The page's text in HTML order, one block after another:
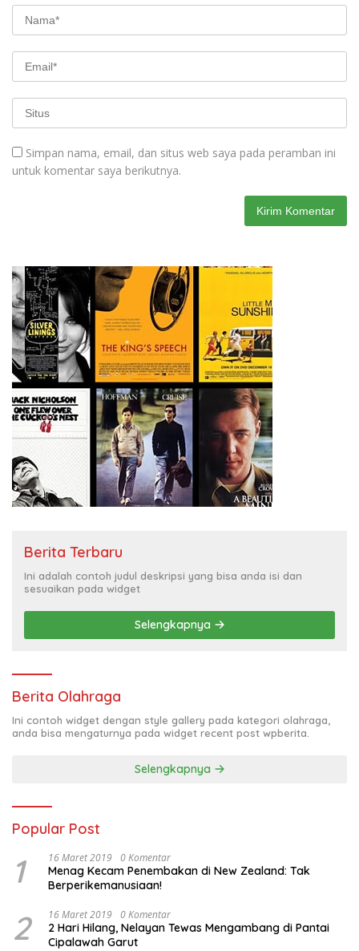
Simpan nama, email, dan situs web saya pada peramban ini
untuk komentar saya berikutnya.
Berita Terbaru
Ini adalah contoh judul deskripsi yang bisa anda isi dan
sesuaikan pada widget
Selengkapnya
Berita Olahraga
Ini contoh widget dengan style gallery pada kategori olahraga,
anda bisa mengaturnya pada widget recent post wpberita.
Selengkapnya
Popular Post
1 16 Maret 2019 0 Komentar
Menag Kecam Penembakan di New Zealand: Tak
Berperikemanusiaan!
2 16 Maret 2019 0 Komentar
2 Hari Hilang, Nelayan Tewas Mengambang di Pantai
Cipalawah Garut